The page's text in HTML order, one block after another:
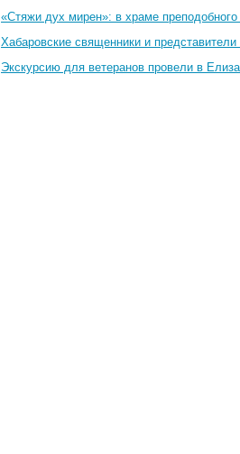
«Стяжи дух мирен»: в храме
Хабаровские священники и
Экскурсию для ветеранов провели в